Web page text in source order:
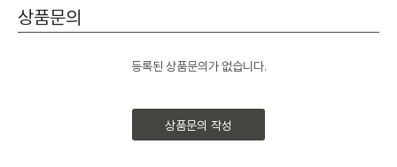
상품문의
등록된 상품문의가 없습니다.
상품문의 작성